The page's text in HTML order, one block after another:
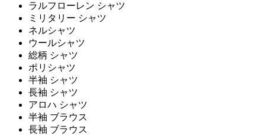
ラルフローレン シャツ
ミリタリー シャツ
ネルシャツ
ウールシャツ
総柄 シャツ
ポリシャツ
半袖 シャツ
長袖 シャツ
アロハ シャツ
半袖 ブラウス
長袖 ブラウス